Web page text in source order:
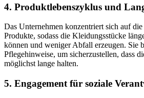
4. Produktlebenszyklus und
Das Unternehmen konzentriert sich auf
Produkte, sodass die Kleidungsstücke
können und weniger Abfall erzeugen. Sie
Pflegehinweise, um sicherzustellen, dass
möglichst lange halten.
5. Engagement für soziale